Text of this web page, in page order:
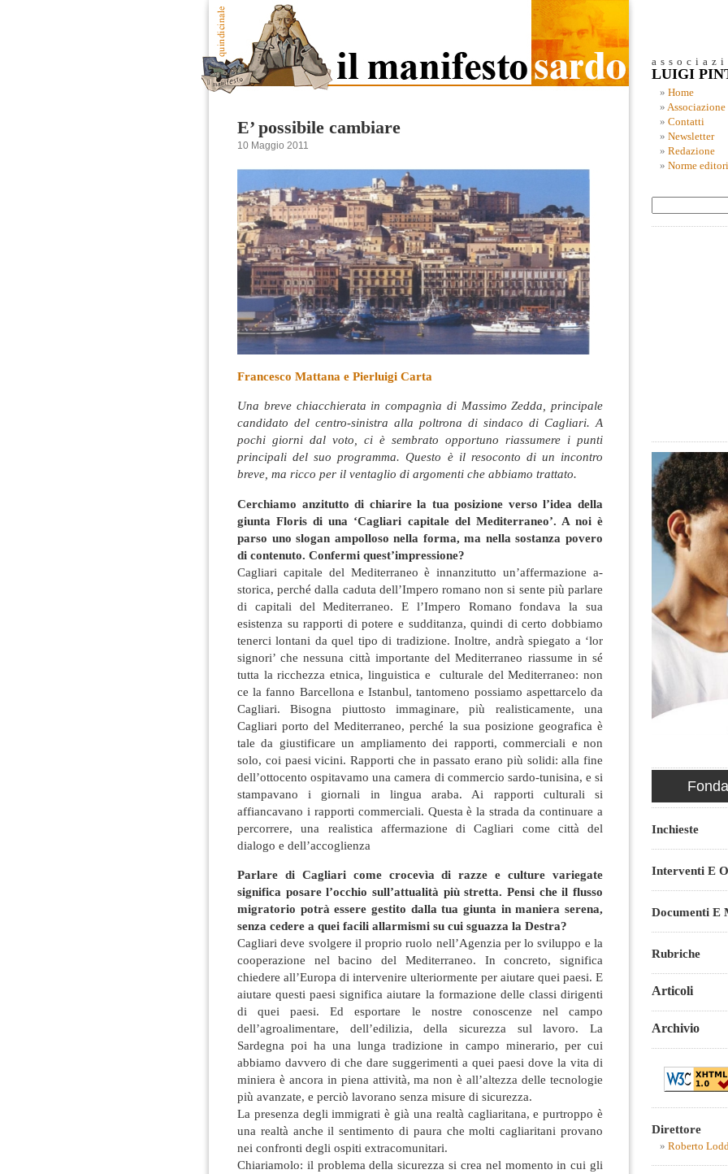
E’ possibile cambiare
10 Maggio 2011
Francesco Mattana e Pierluigi Carta
Una breve chiacchierata in compagnìa di Massimo Zedda, principale
candidato del centro-sinistra alla poltrona di sindaco di Cagliari. A
pochi giorni dal voto, ci è sembrato opportuno riassumere i punti
principali del suo programma. Questo è il resoconto di un incontro
breve, ma ricco per il ventaglio di argomenti che abbiamo trattato.
Cerchiamo anzitutto di chiarire la tua posizione verso l’idea della
giunta Floris di una ‘Cagliari capitale del Mediterraneo’. A noi è
parso uno slogan ampolloso nella forma, ma nella sostanza povero
di contenuto. Confermi quest’impressione?
Cagliari capitale del Mediterraneo è innanzitutto un’affermazione a-
storica, perché dalla caduta dell’Impero romano non si sente più parlare
di capitali del Mediterraneo. E l’Impero Romano fondava la sua
esistenza su rapporti di potere e sudditanza, quindi di certo dobbiamo
tenerci lontani da quel tipo di tradizione. Inoltre, andrà spiegato a ‘lor
signori’ che nessuna città importante del Mediterraneo riassume in sé
tutta la ricchezza etnica, linguistica e culturale del Mediterraneo: non
ce la fanno Barcellona e Istanbul, tantomeno possiamo aspettarcelo da
Cagliari. Bisogna piuttosto immaginare, più realisticamente, una
Cagliari porto del Mediterraneo, perché la sua posizione geografica è
tale da giustificare un ampliamento dei rapporti, commerciali e non
solo, coi paesi vicini. Rapporti che in passato erano più solidi: alla fine
dell’ottocento ospitavamo una camera di commercio sardo-tunisina, e si
stampavano i giornali in lingua araba. Ai rapporti culturali si
affiancavano i rapporti commerciali. Questa è la strada da continuare a
percorrere, una realistica affermazione di Cagliari come città del
dialogo e dell’accoglienza
Parlare di Cagliari come crocevìa di razze e culture variegate
significa posare l’occhio sull’attualità più stretta. Pensi che il flusso
migratorio potrà essere gestito dalla tua giunta in maniera serena,
senza cedere a quei facili allarmismi su cui sguazza la Destra?
Cagliari deve svolgere il proprio ruolo nell’Agenzia per lo sviluppo e la
cooperazione nel bacino del Mediterraneo. In concreto, significa
chiedere all’Europa di intervenire ulteriormente per aiutare quei paesi. E
aiutare questi paesi significa aiutare la formazione delle classi dirigenti
di quei paesi. Ed esportare le nostre conoscenze nel campo
dell’agroalimentare, dell’edilizia, della sicurezza sul lavoro. La
Sardegna poi ha una lunga tradizione in campo minerario, per cui
abbiamo davvero di che dare suggerimenti a quei paesi dove la vita di
miniera è ancora in piena attività, ma non è all’altezza delle tecnologie
più avanzate, e perciò lavorano senza misure di sicurezza.
La presenza degli immigrati è già una realtà cagliaritana, e purtroppo è
una realtà anche il sentimento di paura che molti cagliaritani provano
nei confronti degli ospiti extracomunitari.
Chiariamolo: il problema della sicurezza si crea nel momento in cui gli
LUIGI
Home
Associazione
Contatti
Newsletter
Redazione
Norme
Inchieste
Interventi E
Documenti E
Rubriche
Articoli
Archivio
Direttore
Roberto